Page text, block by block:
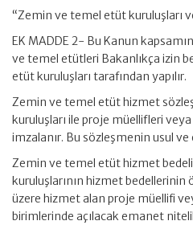
“Zemin ve temel etüt kuruluşları
EK MADDE 2- Bu Kanun
ve temel etütleri Bakanlıkça izin
etüt kuruluşları tarafından yapılır.
Zemin ve temel etüt hizmet
kuruluşları ile proje müellifleri veya
imzalanır. Bu sözleşmenin usul ve
Zemin ve temel etüt hizmet
kuruluşlarının hizmet bedellerinin
üzere hizmet alan proje müellifi
birimlerinde açılacak emanet